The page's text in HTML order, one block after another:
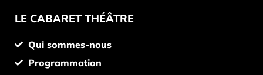
LE CABARET THÉÂTRE
Qui sommes-nous
Programmation